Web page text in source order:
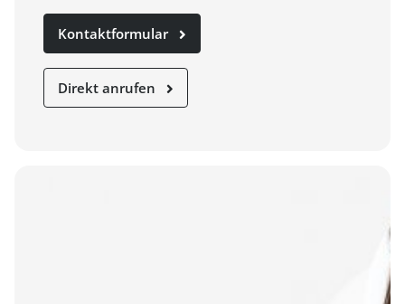
Kontaktformular
Direkt anrufen